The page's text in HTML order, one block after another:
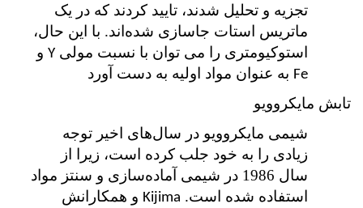
تجزیه و تحلیل شدند، تایید کردند که در یک
ماتریس استات جاسازی شده‌اند. با این حال،
استوکیومتری را می توان با نسبت مولیY و
Fe به عنوان مواد اولیه به دست آورد
تابش مایکروویو
شیمی مایکروویو در سال‌های اخیر توجه
زیادی را به خود جلب کرده است، زیرا از
سال 1986 در شیمی آماده‌سازی و سنتز مواد
استفاده شده است. Kijima و همکارانش